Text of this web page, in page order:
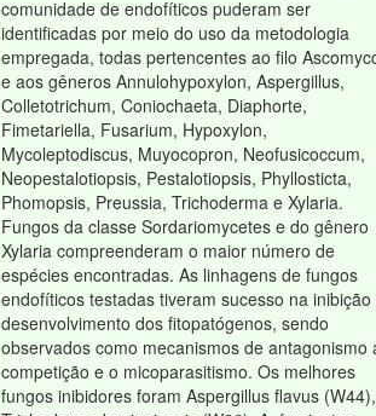
comunidade de endofíticos puderam ser
identificadas por meio do uso da metodologia
empregada, todas pertencentes ao filo
e aos gêneros Annulohypoxylon, Aspergillus,
Colletotrichum, Coniochaeta, Diaphorte,
Fimetariella, Fusarium, Hypoxylon,
Mycoleptodiscus, Muyocopron, Neofusicoccum,
Neopestalotiopsis, Pestalotiopsis, Phyllosticta,
Phomopsis, Preussia, Trichoderma e Xylaria.
Fungos da classe Sordariomycetes e do gênero
Xylaria compreenderam o maior número de
espécies encontradas. As linhagens de fungos
endofíticos testadas tiveram sucesso na inibição
desenvolvimento dos fitopatógenos, sendo
observados como mecanismos de antagonismo
competição e o micoparasitismo. Os melhores
fungos inibidores foram Aspergillus flavus (W44),